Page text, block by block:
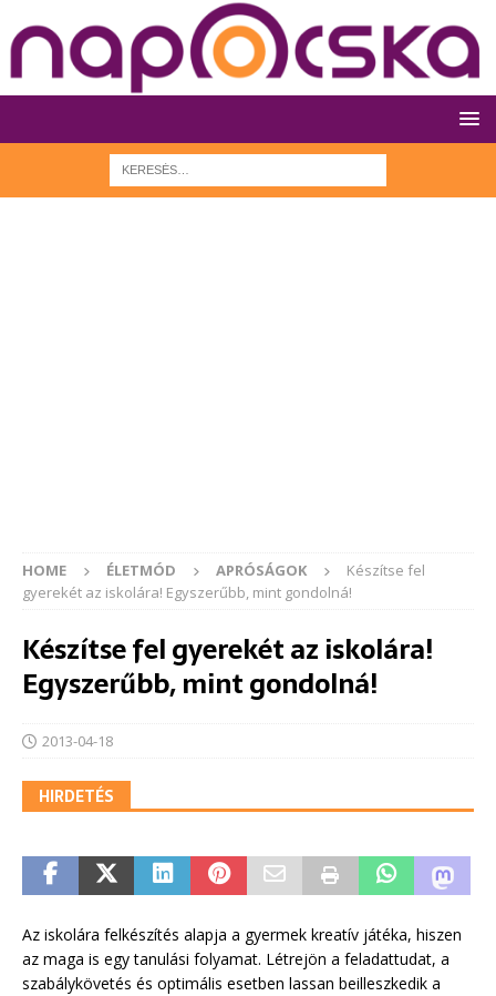
HOME ÉLETMÓD APRÓSÁGOK
Készítse fel
gyerekét az iskolára! Egyszerűbb, mint gondolná!
Készítse fel gyerekét az iskolára!
Egyszerűbb, mint gondolná!
2013-04-18
HIRDETÉS
Az iskolára felkészítés alapja a gyermek kreatív játéka, hiszen
az maga is egy tanulási folyamat. Létrejön a feladattudat, a
szabálykövetés és optimális esetben lassan beilleszkedik a